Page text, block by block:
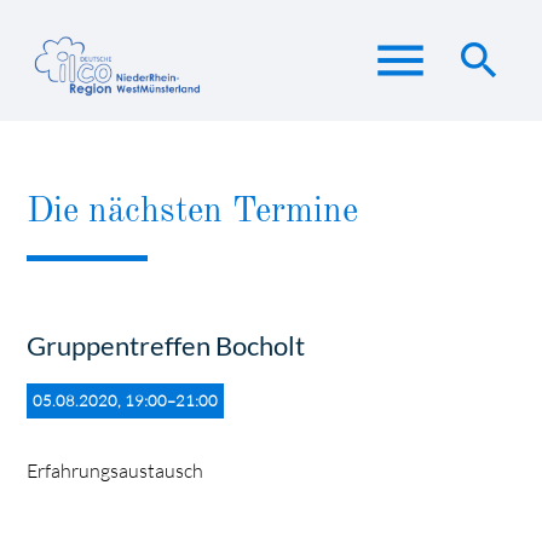
menu search
Die nächsten Termine
Gruppentreffen Bocholt
05.08.2020, 19:00–21:00
Erfahrungsaustausch